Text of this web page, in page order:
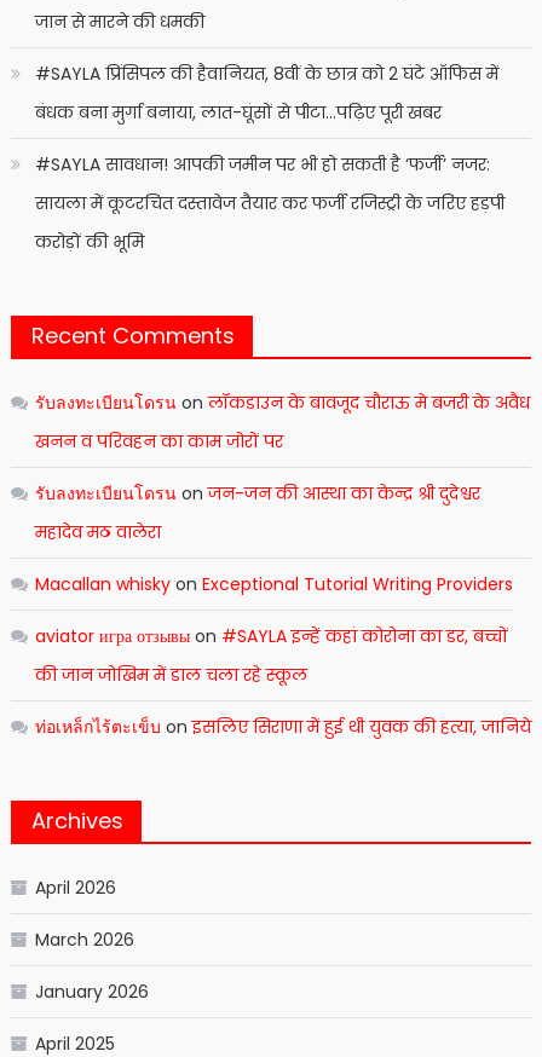
जान से मारने की धमकी
#SAYLA प्रिंसिपल की हैवानियत, 8वीं के छात्र को 2 घंटे ऑफिस में
बंधक बना मुर्गा बनाया, लात-घूंसों से पीटा…पढ़िए पूरी खबर
#SAYLA सावधान! आपकी जमीन पर भी हो सकती है ‘फर्जी’ नजर:
सायला में कूटरचित दस्तावेज तैयार कर फर्जी रजिस्ट्री के जरिए हड़पी
करोड़ों की भूमि
Recent Comments
รับลงทะเบียนโดรนonलॉकडाउन के बावजूद चौराऊ मे बजरी के अवैध
खनन व परिवहन का काम जोरों पर
รับลงทะเบียนโดรนonजन-जन की आस्था का केन्द्र श्री दुदेश्वर
महादेव मठ वालेरा
Macallan whiskyon Exceptional Tutorial Writing Providers
aviator игра отзывыon #SAYLA इन्हें कहां कोरोना का डर, बच्चों
की जान जोखिम में डाल चला रहे स्कूल
ท่อเหล็กไร้ตะเข็บ onइसलिए सिराणा में हुई थी युवक की हत्या, जानिये
Archives
April 2026
March 2026
January 2026
April 2025